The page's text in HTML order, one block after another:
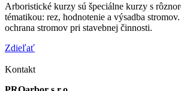
Arboristické kurzy sú špeciálne kurzy s
tématikou: rez, hodnotenie a výsadba
ochrana stromov pri stavebnej činnosti.
Zdieľať
Kontakt